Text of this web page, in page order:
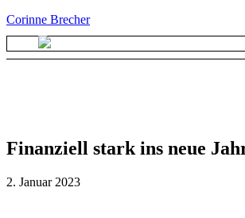
Corinne Brecher
Finanziell stark ins neue
2. Januar 2023